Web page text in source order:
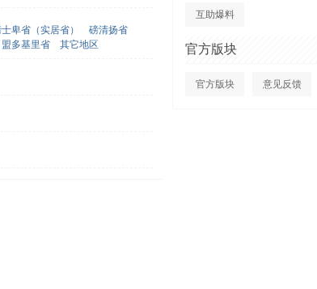
互助爆料
官方版块
官方版块 意见反馈
卑省（实居省）
磅清扬省
盟多基里省 其它地区